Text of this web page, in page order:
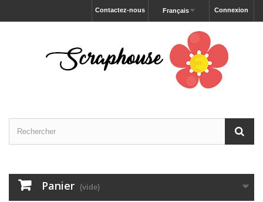
Connexion
Français
Contactez-nous
Panier (vide)